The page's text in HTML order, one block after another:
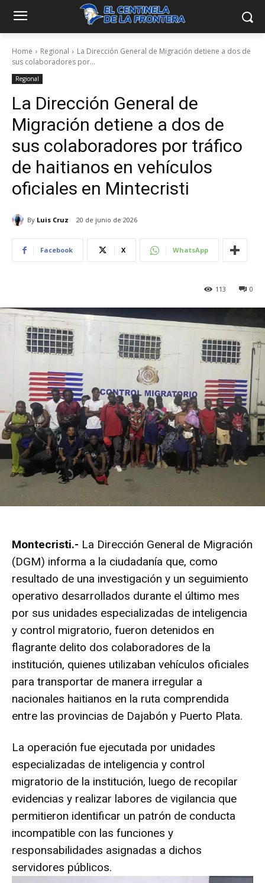
Home Regional
La Dirección General de Migración detiene a dos de
sus colaboradores por...
Regional
La Dirección General de
Migración detiene a dos de
sus colaboradores por tráfico
de haitianos en vehículos
oficiales en Mintecristi
By Luis Cruz 20 de junio de 2026
Facebook X WhatsApp
0
113
Montecristi.- La Dirección General de Migración
(DGM) informa a la ciudadanía que, como
resultado de una investigación y un seguimiento
operativo desarrollados durante el último mes
por sus unidades especializadas de inteligencia
y control migratorio, fueron detenidos en
flagrante delito dos colaboradores de la
institución, quienes utilizaban vehículos oficiales
para transportar de manera irregular a
nacionales haitianos en la ruta comprendida
entre las provincias de Dajabón y Puerto Plata.
La operación fue ejecutada por unidades
especializadas de inteligencia y control
migratorio de la institución, luego de recopilar
evidencias y realizar labores de vigilancia que
permitieron identificar un patrón de conducta
incompatible con las funciones y
responsabilidades asignadas a dichos
servidores públicos.